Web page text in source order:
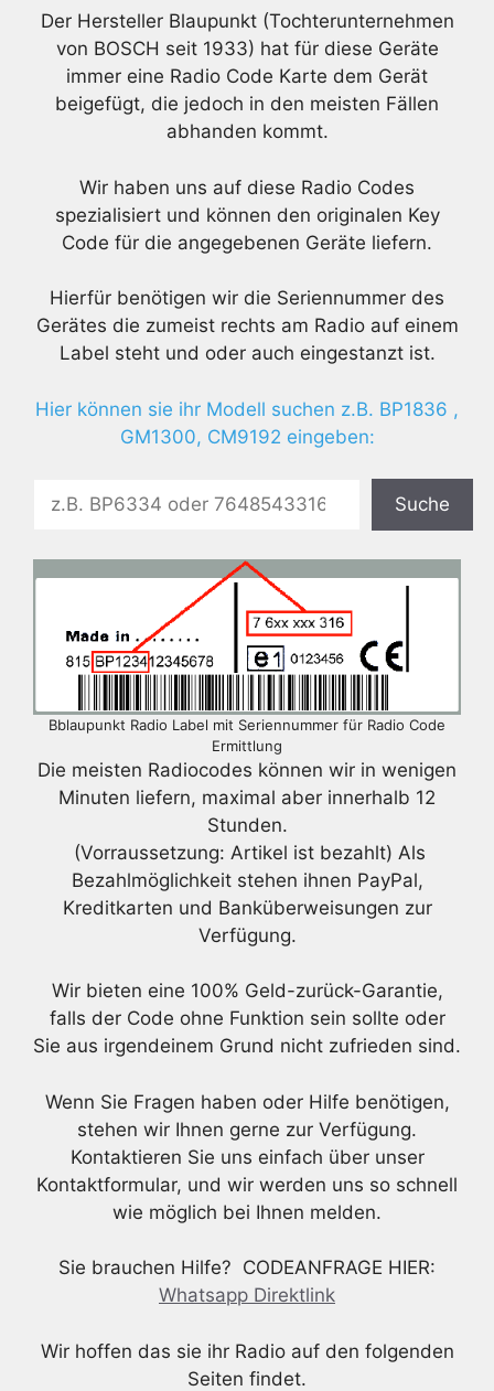
Der Hersteller Blaupunkt (Tochterunternehmen
von BOSCH seit 1933) hat für diese Geräte
immer eine Radio Code Karte dem Gerät
beigefügt, die jedoch in den meisten Fällen
abhanden kommt.
Wir haben uns auf diese Radio Codes
spezialisiert und können den originalen Key
Code für die angegebenen Geräte liefern.
Hierfür benötigen wir die Seriennummer des
Gerätes die zumeist rechts am Radio auf einem
Label steht und oder auch eingestanzt ist.
Hier können sie ihr Modell suchen z.B. BP1836 ,
GM1300, CM9192 eingeben:
Suche
Bblaupunkt Radio Label mit Seriennummer für Radio Code
Ermittlung
Die meisten Radiocodes können wir in wenigen
Minuten liefern, maximal aber innerhalb 12
Stunden.
(Vorraussetzung: Artikel ist bezahlt) Als
Bezahlmöglichkeit stehen ihnen PayPal,
Kreditkarten und Banküberweisungen zur
Verfügung.
Wir bieten eine 100% Geld-zurück-Garantie,
falls der Code ohne Funktion sein sollte oder
Sie aus irgendeinem Grund nicht zufrieden sind.
Wenn Sie Fragen haben oder Hilfe benötigen,
stehen wir Ihnen gerne zur Verfügung.
Kontaktieren Sie uns einfach über unser
Kontaktformular, und wir werden uns so schnell
wie möglich bei Ihnen melden.
Sie brauchen Hilfe? CODEANFRAGE HIER:
Whatsapp Direktlink
Wir hoffen das sie ihr Radio auf den folgenden
Seiten findet.